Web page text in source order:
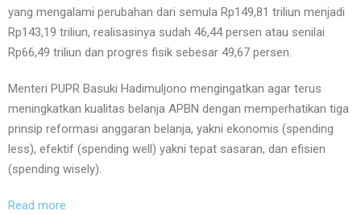
yang mengalami perubahan dari semula Rp149,81 triliun menjadi
Rp143,19 triliun, realisasinya sudah 46,44 persen atau senilai
Rp66,49 triliun dan progres fisik sebesar 49,67 persen.
Menteri PUPR Basuki Hadimuljono mengingatkan agar terus
meningkatkan kualitas belanja APBN dengan memperhatikan tiga
prinsip reformasi anggaran belanja, yakni ekonomis (spending
less), efektif (spending well) yakni tepat sasaran, dan efisien
(spending wisely).
Read more